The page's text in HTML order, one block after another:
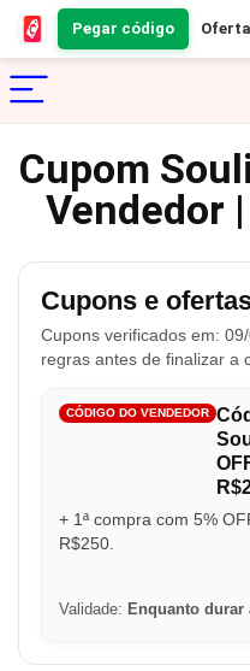
Pegar código
Cupom
Vendedor
Cupons e
Cupons verificados em:
regras antes de finalizar a
CÓDIGO DO VENDEDOR
+ 1ª compra com 5%
R$250.
Validade: Enquanto durar